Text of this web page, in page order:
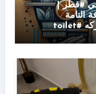
في #قطر |
التامة